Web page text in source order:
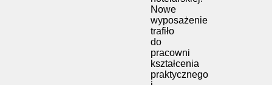
Nowe
wyposażenie
trafiło
do
pracowni
kształcenia
praktycznego